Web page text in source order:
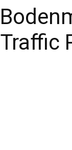
Traffic